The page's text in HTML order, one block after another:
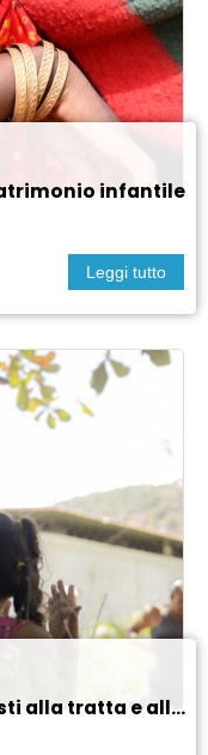
infantile
Leggi tutto
alla tratta e all...